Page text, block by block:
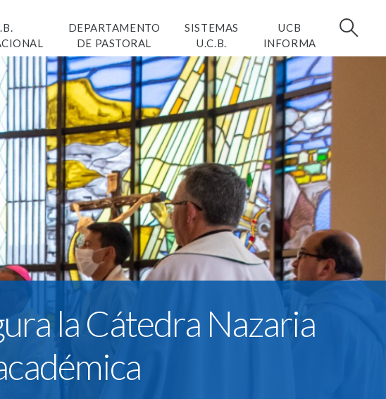
DEPARTAMENTO
DE PASTORAL
SISTEMAS
U.C.B.
UCB
INFORMA
la Cátedra Nazaria